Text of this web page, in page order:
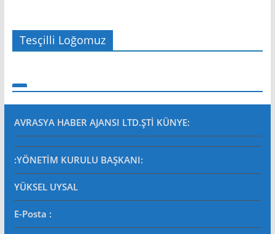
Tesçilli Loğomuz
AVRASYA HABER AJANSI LTD.ŞTİ KÜNYE:
:YÖNETİM KURULU BAŞKANI:
YÜKSEL UYSAL
E-Posta :